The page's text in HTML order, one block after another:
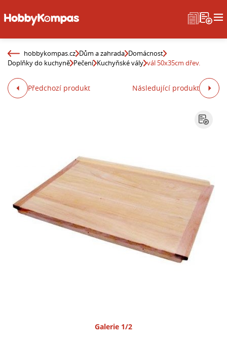
hobbykompas.cz Dům a zahrada Domácnost
Doplňky do kuchyně Pečení Kuchyňské vály vál 50x35cm dřev.
Předchozí produkt Následující produkt
Galerie 1/2